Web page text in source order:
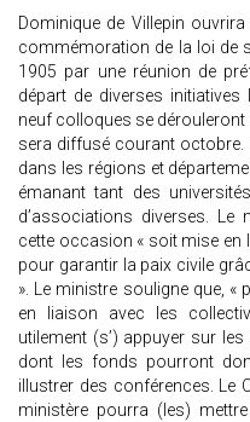
Dominique de Villepin
commémoration de la loi de
1905 par une réunion de
départ de diverses initiatives
neuf colloques se dérouleront
sera diffusé courant octobre.
dans les régions et
émanant tant des
d’associations diverses. Le
cette occasion « soit mise en
pour garantir la paix civile
». Le ministre souligne que,
en liaison avec les
utilement (s’) appuyer sur
dont les fonds pourront
illustrer des conférences. Le
ministère pourra (les)